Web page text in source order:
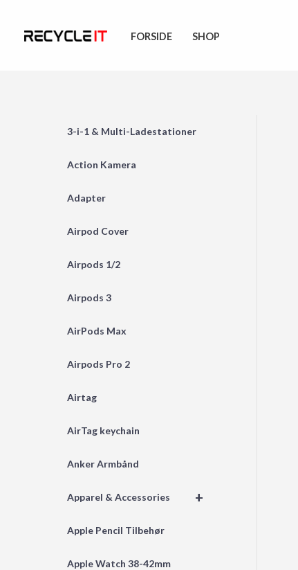
FORSIDE SHOP
3-i-1 & Multi-Ladestationer
Action Kamera
Adapter
Airpod Cover
Airpods 1/2
Airpods 3
AirPods Max
Airpods Pro 2
Airtag
AirTag keychain
Anker Armbånd
+
Apparel & Accessories
Apple Pencil Tilbehør
Apple Watch 38-42mm